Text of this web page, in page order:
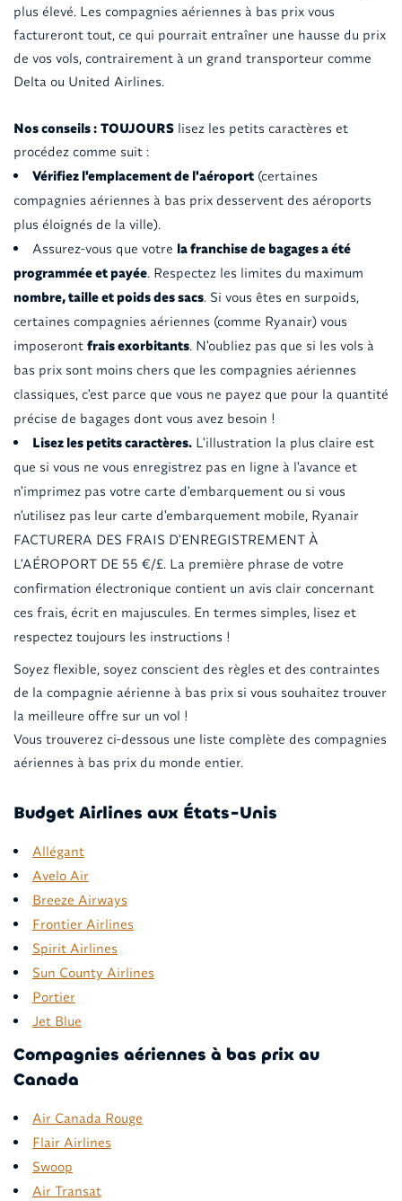
plus élevé. Les compagnies aériennes à bas prix vous
factureront tout, ce qui pourrait entraîner une hausse du prix
de vos vols, contrairement à un grand transporteur comme
Delta ou United Airlines.
Nos conseils : TOUJOURSlisez les petits caractères et
procédez comme suit :
Vérifiez l'emplacement de l'aéroport(certaines
compagnies aériennes à bas prix desservent des aéroports
plus éloignés de la ville).
Assurez-vous que votre la franchise de bagages a été
programmée et payée. Respectez les limites du maximum
nombre, taille et poids des sacs. Si vous êtes en surpoids,
certaines compagnies aériennes (comme Ryanair) vous
imposeront frais exorbitants. N'oubliez pas que si les vols à
bas prix sont moins chers que les compagnies aériennes
classiques, c'est parce que vous ne payez que pour la quantité
précise de bagages dont vous avez besoin !
Lisez les petits caractères.L'illustration la plus claire est
que si vous ne vous enregistrez pas en ligne à l'avance et
n'imprimez pas votre carte d'embarquement ou si vous
n'utilisez pas leur carte d'embarquement mobile, Ryanair
FACTURERA DES FRAIS D'ENREGISTREMENT À
L'AÉROPORT DE 55 €/£. La première phrase de votre
confirmation électronique contient un avis clair concernant
ces frais, écrit en majuscules. En termes simples, lisez et
respectez toujours les instructions !
Soyez flexible, soyez conscient des règles et des contraintes
de la compagnie aérienne à bas prix si vous souhaitez trouver
la meilleure offre sur un vol !
Vous trouverez ci-dessous une liste complète des compagnies
aériennes à bas prix du monde entier.
Budget Airlines aux États-Unis
Allégant
Avelo Air
Breeze Airways
Frontier Airlines
Spirit Airlines
Sun County Airlines
Portier
Jet Blue
Compagnies aériennes à bas prix au
Canada
Air Canada Rouge
Flair Airlines
Swoop
Air Transat